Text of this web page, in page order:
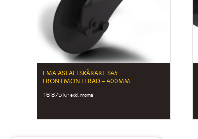
EMA ASFALTSKÄRARE S45
FRONTMONTERAD – 400MM
16 875kr exkl. moms